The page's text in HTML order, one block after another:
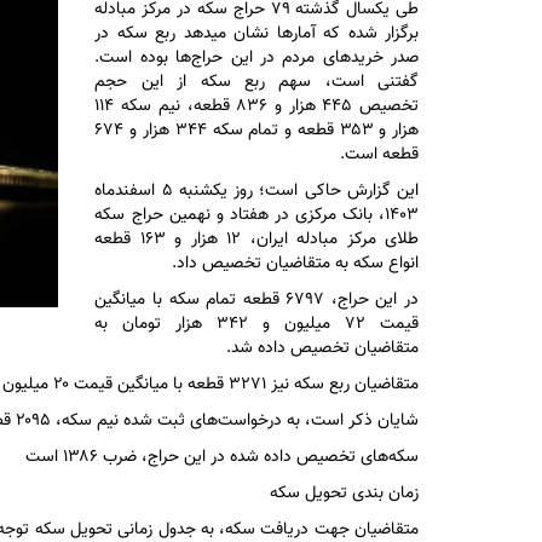
طی یکسال گذشته ۷۹ حراج سکه در مرکز مبادله
برگزار شده که آمار‌ها نشان میدهد ربع سکه در
صدر خرید‌های مردم در این حراج‌ها بوده است.
گفتنی است، سهم ربع سکه از این حجم
تخصیص ۴۴۵ هزار و ۸۳۶ قطعه، نیم سکه ۱۱۴
هزار و ۳۵۳ قطعه و تمام سکه ۳۴۴ هزار و ۶۷۴
قطعه است.
این گزارش حاکی است؛ روز یکشنبه ۵ اسفندماه
۱۴۰۳، بانک مرکزی در هفتاد و نهمین حراج سکه
طلای مرکز مبادله ایران، ۱۲ هزار و ۱۶۳ قطعه
انواع سکه به متقاضیان تخصیص داد.
در این حراج، ۶۷۹۷ قطعه تمام سکه با میانگین
قیمت ۷۲ میلیون و ۳۴۲ هزار تومان به
متقاضیان تخصیص داده شد.
متقاضیان ربع سکه نیز ۳۲۷۱ قطعه با میانگین قیمت ۲۰ میلیون و ۹۲۵ هزار تومان برنده شدند.
شایان ذکر است، به درخواست‌های ثبت شده نیم سکه، ۲۰۹۵ قطعه با میانگین قیمت ۴۰ میلیون و ۲۹۸ هزار تومان تخصیص داده شد.
سکه‌های تخصیص داده شده در این حراج، ضرب ۱۳۸۶ است
زمان بندی تحویل سکه